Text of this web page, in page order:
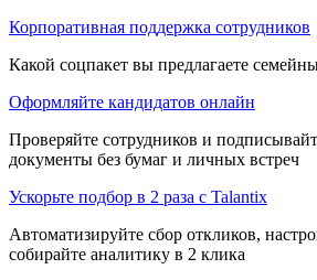
Корпоративная поддержка сотрудников
Какой соцпакет вы предлагаете
Оформляйте кандидатов онлайн
Проверяйте сотрудников и
документы без бумаг и личных встреч
Ускорьте подбор в 2 раза с Talantix
Автоматизируйте сбор откликов,
собирайте аналитику в 2 клика